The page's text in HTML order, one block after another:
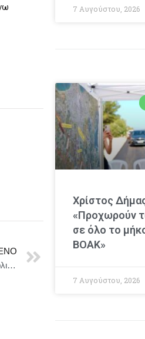
Δήμος Καλαμάτας : Μηχανήματα καθαρίζουν την Ανατολική και Δυτική Παραλία
7 Αυγούστου, 2026
Χρίστος
«Προχωρούν
σε όλο το
ΒΟΑΚ»
7 Αυγούστου, 2026